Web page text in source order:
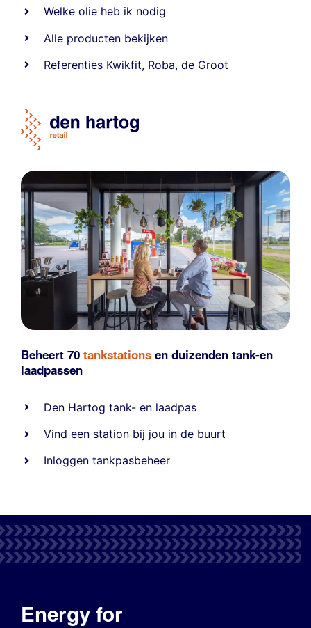
Welke olie heb ik nodig
Alle producten bekijken
Referenties Kwikfit, Roba,de Groot
Beheert 70 tankstations en duizenden tank-en
laadpassen
Den Hartog tank- en laadpas
Vind een station bij jou in de buurt
Inloggen tankpasbeheer
Energy for